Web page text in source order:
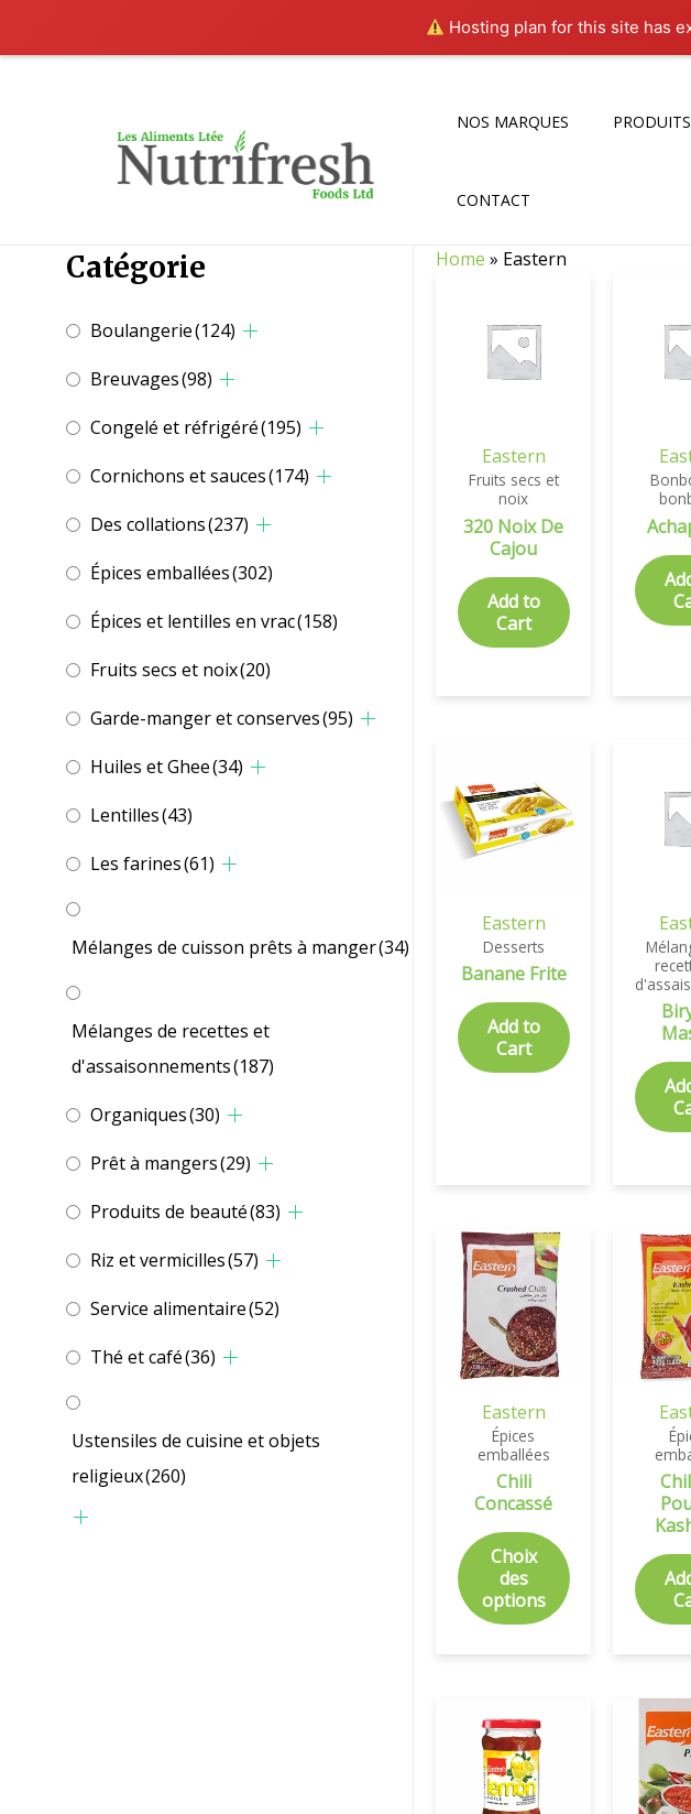
Hosting plan for this site has
NOS MARQUES PRODUITS
CONTACT
Catégorie
Boulangerie(124)
Breuvages(98)
Congelé et réfrigéré(195)
Cornichons et sauces(174)
Des collations(237)
Épices emballées(302)
Épices et lentilles en vrac(158)
Fruits secs et noix(20)
Garde-manger et conserves(95)
Huiles et Ghee(34)
Lentilles(43)
Les farines(61)
Mélanges de cuisson prêts à manger(34)
Mélanges de recettes et
d'assaisonnements(187)
Organiques(30)
Prêt à mangers(29)
Produits de beauté(83)
Riz et vermicilles(57)
Service alimentaire(52)
Thé et café(36)
Ustensiles de cuisine et objets
religieux(260)
Home » Eastern
Eastern
Fruits secs et
noix
320 Noix De
Cajou
Add to
Cart
Eastern
Desserts
Banane Frite
Add to
Cart
Eastern
Épices
emballées
Chili
Concassé
Choix
des
options